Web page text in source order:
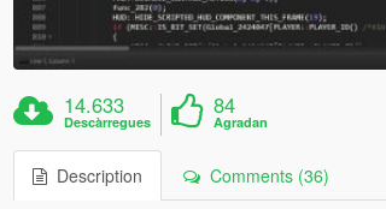
14.633
Descàrregues
84
Agradan
Description Comments (36)